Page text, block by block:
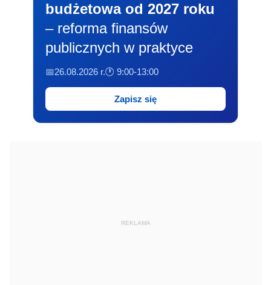
budżetowa od 2027 roku
– reforma finansów
publicznych w praktyce
📅26.08.2026 r.🕐 9:00-13:00
Zapisz się
REKLAMA